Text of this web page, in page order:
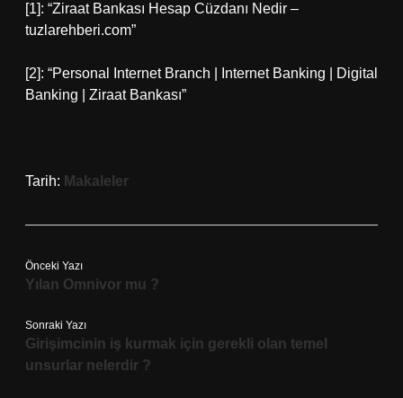
[1]: “Ziraat Bankası Hesap Cüzdanı Nedir –
tuzlarehberi.com”
[2]: “Personal Internet Branch | Internet Banking | Digital
Banking | Ziraat Bankası”
Tarih: Makaleler
Önceki Yazı
Yılan Omnivor mu ?
Sonraki Yazı
Girişimcinin iş kurmak için gerekli olan temel
unsurlar nelerdir ?